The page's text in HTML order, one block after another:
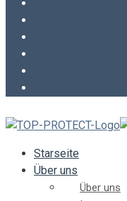
Starseite
Über uns
Über uns